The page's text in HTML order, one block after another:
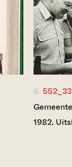
6.
1982.